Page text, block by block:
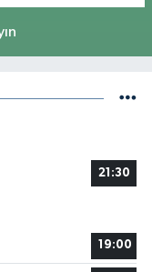
21:30
19:00